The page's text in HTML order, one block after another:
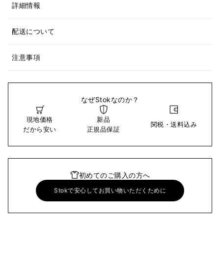
詳細情報
配送について
注意事項
なぜStokなのか？
現地価格
だから安い
新品
正規品保証
関税・送料込み
初めてのご購入の方へ
Stokで安心してお買い物いただくために